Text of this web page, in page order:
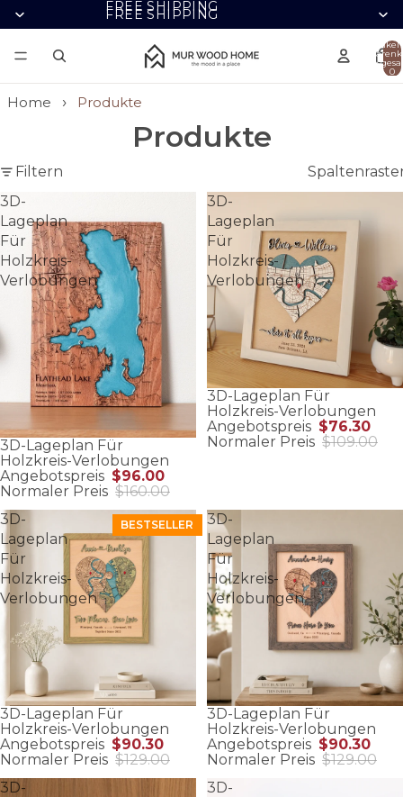
FREE SHIPPING
FREE SHIPPING
0
Home Produkte
Produkte
Filtern
3D-
Lageplan
Für
Holzkreis-
Verlobungen
3D-Lageplan Für
Holzkreis-Verlobungen
Angebotspreis $96.00
Normaler Preis $160.00
3D-
Lageplan
Für
Holzkreis-
Verlobungen
3D-Lageplan Für
Holzkreis-Verlobungen
Angebotspreis $76.30
Normaler Preis $109.00
3D-
Lageplan
Für
Holzkreis-
Verlobungen
3D-Lageplan Für
Holzkreis-Verlobungen
Angebotspreis $90.30
Normaler Preis $129.00
BESTSELLER
3D-
Lageplan
Für
Holzkreis-
Verlobungen
3D-Lageplan Für
Holzkreis-Verlobungen
Angebotspreis $90.30
Normaler Preis $129.00
3D-
3D-